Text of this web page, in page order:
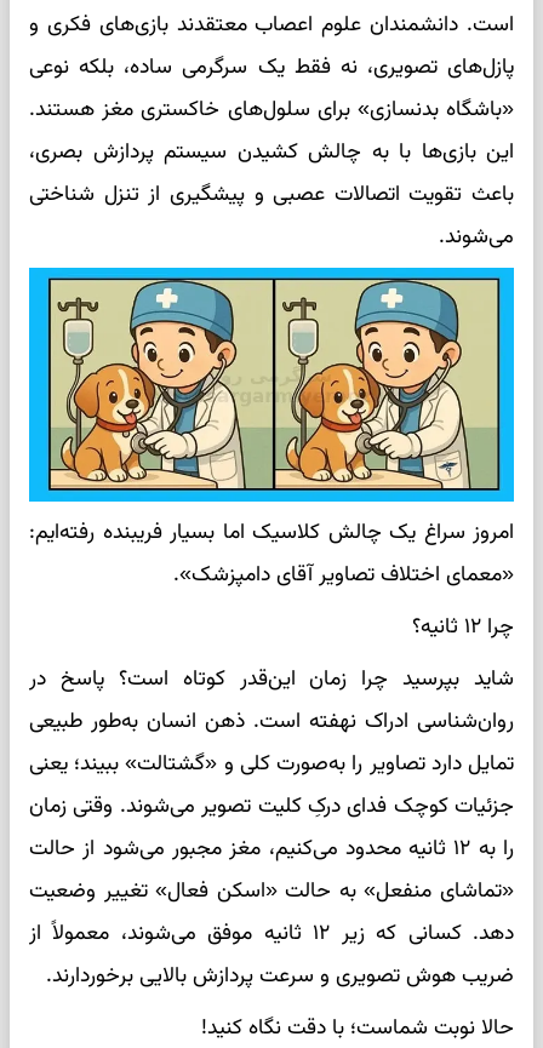
است. دانشمندان علوم اعصاب معتقدند بازی‌های فکری و
پازل‌های تصویری، نه فقط یک سرگرمی ساده، بلکه نوعی
«باشگاه بدنسازی» برای سلول‌های خاکستری مغز هستند.
این بازی‌ها با به چالش کشیدن سیستم پردازش بصری،
باعث تقویت اتصالات عصبی و پیشگیری از تنزل شناختی
می‌شوند.
امروز سراغ یک چالش کلاسیک اما بسیار فریبنده رفته‌ایم:
«معمای اختلاف تصاویر آقای دامپزشک».
چرا ۱۲ ثانیه؟
شاید بپرسید چرا زمان این‌قدر کوتاه است؟ پاسخ در
روان‌شناسی ادراک نهفته است. ذهن انسان به‌طور طبیعی
تمایل دارد تصاویر را به‌صورت کلی و «گشتالت» ببیند؛ یعنی
جزئیات کوچک فدای درکِ کلیت تصویر می‌شوند. وقتی زمان
را به ۱۲ ثانیه محدود می‌کنیم، مغز مجبور می‌شود از حالت
«تماشای منفعل» به حالت «اسکن فعال» تغییر وضعیت
دهد. کسانی که زیر ۱۲ ثانیه موفق می‌شوند، معمولاً از
ضریب هوش تصویری و سرعت پردازش بالایی برخوردارند.
حالا نوبت شماست؛ با دقت نگاه کنید!